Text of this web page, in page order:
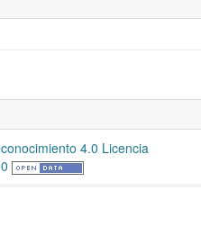
4.0 Licencia